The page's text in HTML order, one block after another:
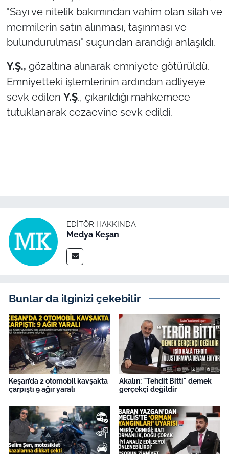
"Sayı ve nitelik bakımından vahim olan silah ve
mermilerin satın alınması, taşınması ve
bulundurulması" suçundan arandığı anlaşıldı.
Y.Ş., gözaltına alınarak emniyete götürüldü.
Emniyetteki işlemlerinin ardından adliyeye
sevk edilen Y.Ş., çıkarıldığı mahkemece
tutuklanarak cezaevine sevk edildi.
EDITÖR HAKKINDA
Medya Keşan
Bunlar da ilginizi çekebilir
Keşan’da 2 otomobil kavşakta
çarpıştı 9 ağır yaralı
Akalın: "Tehdit Bitti" demek
gerçekçi değildir
Güvenlik
Genel
Flaş Haber
Dış Haberler
Canlı Maç
Finans
Gündem-Eğitim